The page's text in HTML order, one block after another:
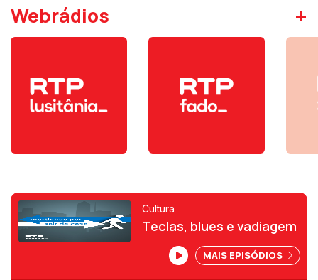
Webrádios +
Cultura
Teclas, blues e vadiagem
MAIS EPISÓDIOS